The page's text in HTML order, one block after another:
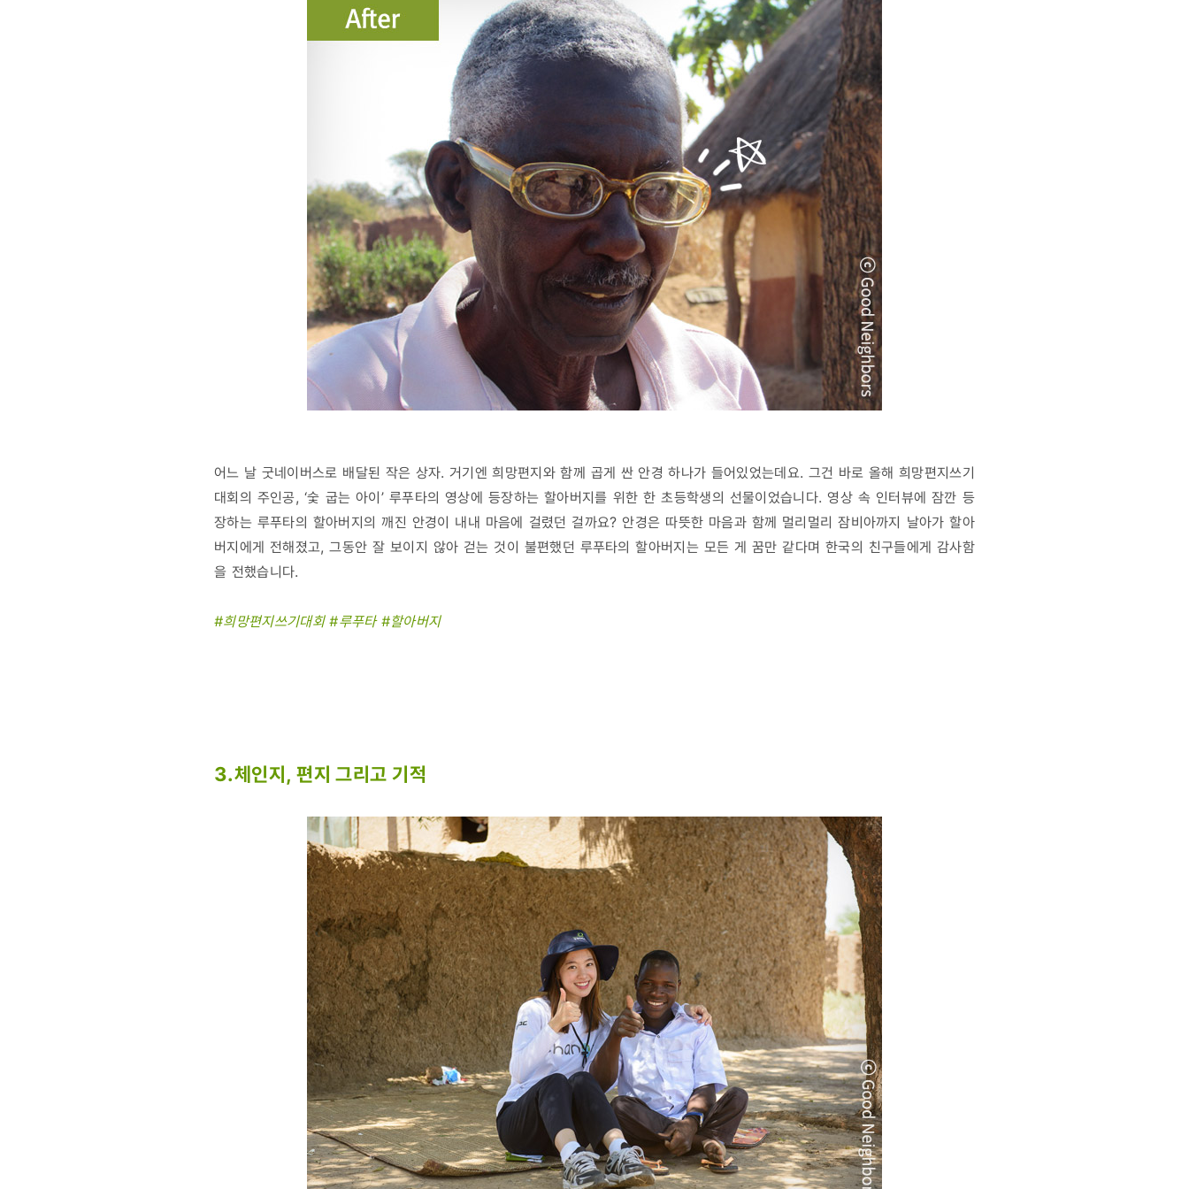
어느 날 굿네이버스로 배달된 작은 상자. 거기엔 희망편지와 함께 곱게 싼 안경 하나가 들어있었는데요. 그건 바로 올해 희망편지쓰기
대회의 주인공, ‘숯 굽는 아이’ 루푸타의 영상에 등장하는 할아버지를 위한 한 초등학생의 선물이었습니다. 영상 속 인터뷰에 잠깐 등
장하는 루푸타의 할아버지의 깨진 안경이 내내 마음에 걸렸던 걸까요? 안경은 따뜻한 마음과 함께 멀리멀리 잠비아까지 날아가 할아
버지에게 전해졌고, 그동안 잘 보이지 않아 걷는 것이 불편했던 루푸타의 할아버지는 모든 게 꿈만 같다며 한국의 친구들에게 감사함
을 전했습니다.
#희망편지쓰기대회 #루푸타 #할아버지
3.체인지, 편지 그리고 기적